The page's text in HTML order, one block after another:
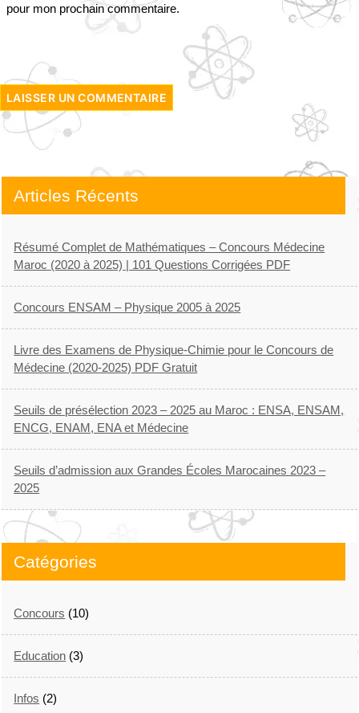
pour mon prochain commentaire.
Articles Récents
Résumé Complet de Mathématiques – Concours Médecine
Maroc (2020 à 2025) | 101 Questions Corrigées PDF
Concours ENSAM – Physique 2005 à 2025
Livre des Examens de Physique-Chimie pour le Concours de
Médecine (2020-2025) PDF Gratuit
Seuils de présélection 2023 – 2025 au Maroc : ENSA, ENSAM,
ENCG, ENAM, ENA et Médecine
Seuils d’admission aux Grandes Écoles Marocaines 2023 –
2025
Catégories
Concours (10)
Education (3)
Infos (2)